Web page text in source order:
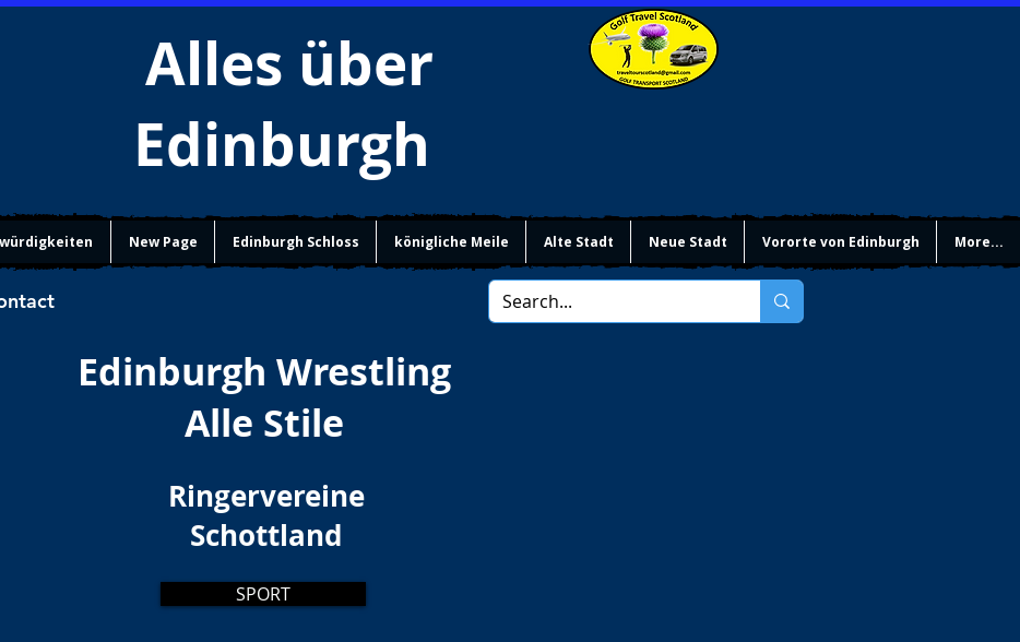
Alles über
Edinburgh
New Page Edinburgh Schloss königliche Meile Alte Stadt Neue Stadt Vororte von Edinburgh More...
Edinburgh Wrestling
Alle Stile
Ringervereine
Schottland
SPORT